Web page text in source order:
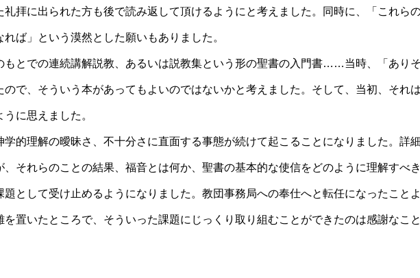
拝に出られた方も後で読み返して頂けるようにと考えました。同時に、「これら
ば」という漠然とした願いもありました。
もとでの連続講解説教、あるいは説教集という形の聖書の入門書……当時、「あり
ので、そういう本があってもよいのではないかと考えました。そして、当初、それ
に思えました。
学的理解の曖昧さ、不十分さに直面する事態が続けて起こることになりました。詳
それらのことの結果、福音とは何か、聖書の基本的な使信をどのように理解すべ
として受け止めるようになりました。教団事務局への奉仕へと転任になったこと
を置いたところで、そういった課題にじっくり取り組むことができたのは感謝なこ